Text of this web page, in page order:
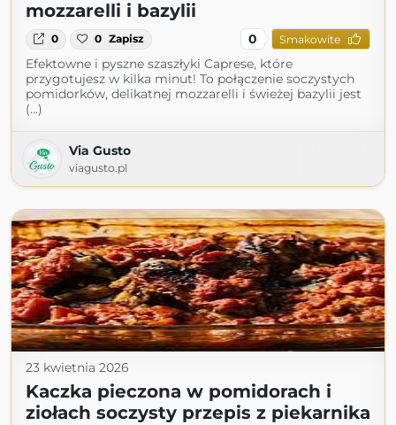
mozzarelli i bazylii
0 0 Zapisz 0 Smakowite
Efektowne i pyszne szaszłyki Caprese, które
przygotujesz w kilka minut! To połączenie soczystych
pomidorków, delikatnej mozzarelli i świeżej bazylii jest
(...)
Via Gusto
viagusto.pl
23 kwietnia 2026
Kaczka pieczona w pomidorach i
ziołach soczysty przepis z piekarnika